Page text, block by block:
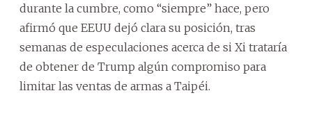
durante la cumbre, como “siempre” hace, pero
afirmó que EEUU dejó clara su posición, tras
semanas de especulaciones acerca de si Xi trataría
de obtener de Trump algún compromiso para
limitar las ventas de armas a Taipéi.